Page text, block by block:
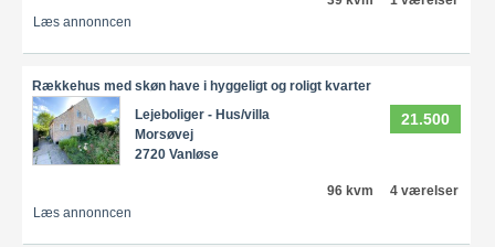
Læs annonncen
Rækkehus med skøn have i hyggeligt og roligt kvarter
21.500
Lejeboliger - Hus/villa
Morsøvej
2720 Vanløse
96 kvm
4 værelser
Læs annonncen